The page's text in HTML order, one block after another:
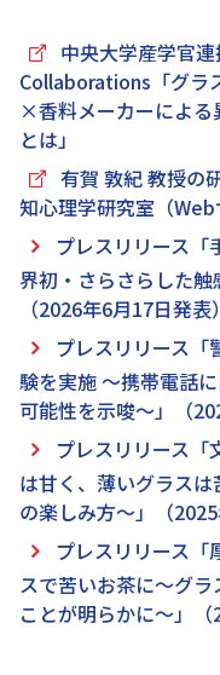
中央大学産学官連
Collaborations「グラ
×香料メーカーによる
とは」
有賀 敦紀 教授の
知心理学研究室（Web
プレスリリース
界初・さらさらした
（2026年6月17日発表）
プレスリリース「
験を実施 ～携帯電話
可能性を示唆～」（
プレスリリース「
は甘く、薄いグラス
の楽しみ方～」（2025
プレスリリース「
スで苦いお茶に〜グ
ことが明らかに〜」（